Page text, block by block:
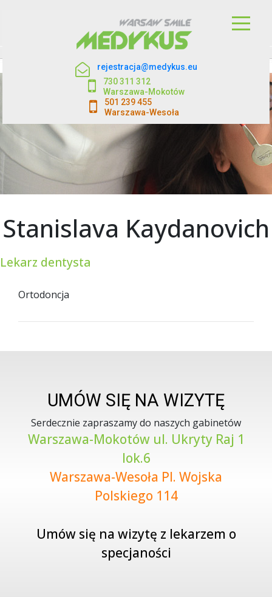
rejestracja@medykus.eu
730 311 312
Warszawa-Mokotów
501 239 455
Warszawa-Wesoła
Stanislava Kaydanovich
Lekarz dentysta
Ortodoncja
UMÓW SIĘ NA WIZYTĘ
Serdecznie zapraszamy do naszych gabinetów
Warszawa-Mokotów ul. Ukryty Raj 1
lok.6
Warszawa-Wesoła Pl. Wojska
Polskiego 114
Umów się na wizytę z lekarzem o
specjaności